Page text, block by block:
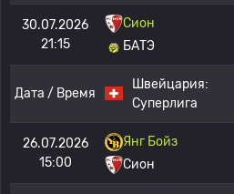
30.07.2026
21:15
Сион
БАТЭ
Дата / Время
Швейцария:
Суперлига
26.07.2026
15:00
Янг Бойз
Сион